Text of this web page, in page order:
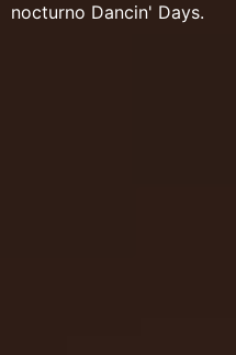
nocturno Dancin' Days.